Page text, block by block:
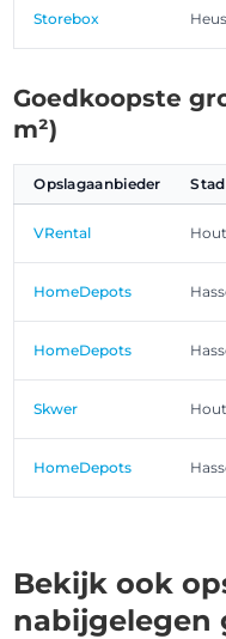
Storebox
Goedkoopste
m²)
Opslagaanbieder Stad
VRental
HomeDepots
HomeDepots
Skwer
HomeDepots
Bekijk ook
nabijgelegen